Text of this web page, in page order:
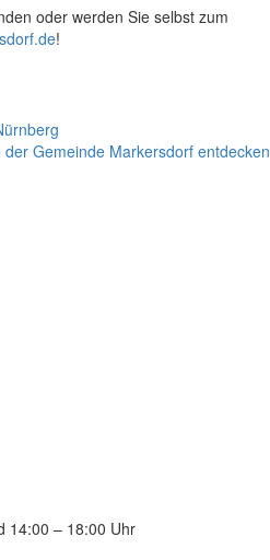
oder werden Sie selbst zum
!
14:00 – 18:00 Uhr